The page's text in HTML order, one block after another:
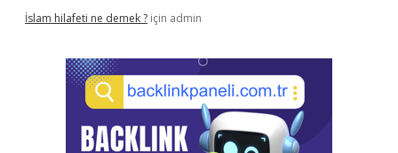
İslam hilafeti ne demek ? için admin